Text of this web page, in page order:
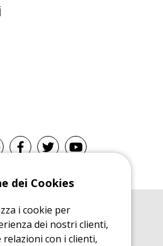
dei Cookies
i cookie per
dei nostri clienti,
con i clienti,